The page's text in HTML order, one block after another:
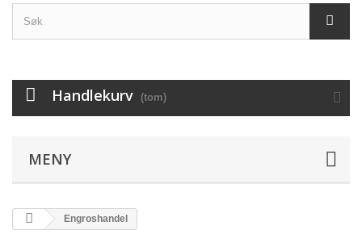
Handlekurv (tom)
MENY
Engroshandel